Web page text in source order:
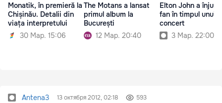
Monatik, în premieră la
Chișinău. Detalii din
viața interpretului
30 Мар. 15:06
The Motans a lansat
primul album la
București
12 Мар. 20:40
Elton John a
fan în timpul unui
concert
3 Мар. 22:00
Antena3 13 октября 2012, 02:18 593